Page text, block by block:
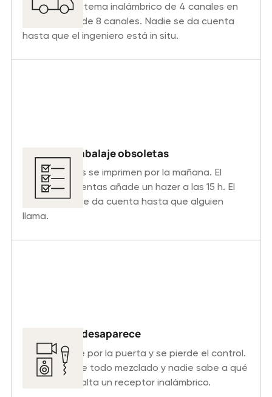
embala un sistema inalámbrico de 4 canales en
lugar de uno de 8 canales. Nadie se da cuenta
hasta que el ingeniero está in situ.
Listas de embalaje obsoletas
Los albaranes se imprimen por la mañana. El
gestor de cuentas añade un hazer a las 15 h. El
personal no se da cuenta hasta que alguien
llama.
Equipo que desaparece
El equipo sale por la puerta y se pierde el control.
El lunes vuelve todo mezclado y nadie sabe a qué
proyecto le falta un receptor inalámbrico.